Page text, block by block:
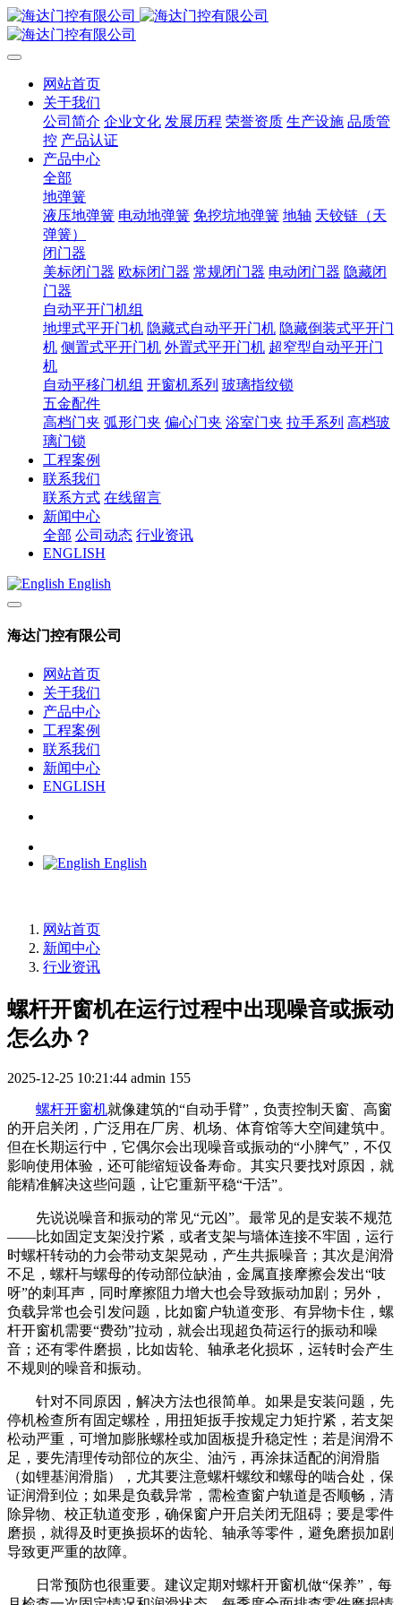
网站首页
关于我们
公司简介 企业文化 发展历程 荣誉资质 生产设施 品质管
控 产品认证
产品中心
全部
地弹簧
液压地弹簧 电动地弹簧 免挖坑地弹簧 地轴 天铰链（天
弹簧）
闭门器
美标闭门器 欧标闭门器 常规闭门器 电动闭门器 隐藏闭
门器
自动平开门机组
地埋式平开门机 隐藏式自动平开门机 隐藏倒装式平开门
机 侧置式平开门机 外置式平开门机 超窄型自动平开门
机
自动平移门机组 开窗机系列 玻璃指纹锁
五金配件
高档门夹 弧形门夹 偏心门夹 浴室门夹 拉手系列 高档玻
璃门锁
工程案例
联系我们
联系方式 在线留言
新闻中心
全部 公司动态 行业资讯
ENGLISH
English
海达门控有限公司
网站首页
关于我们
产品中心
工程案例
联系我们
新闻中心
ENGLISH
English
网站首页
新闻中心
行业资讯
螺杆开窗机在运行过程中出现噪音或振动
怎么办？
2025-12-25 10:21:44 admin 155
螺杆开窗机就像建筑的“自动手臂”，负责控制天窗、高窗
的开启关闭，广泛用在厂房、机场、体育馆等大空间建筑中。
但在长期运行中，它偶尔会出现噪音或振动的“小脾气”，不仅
影响使用体验，还可能缩短设备寿命。其实只要找对原因，就
能精准解决这些问题，让它重新平稳“干活”。
先说说噪音和振动的常见“元凶”。最常见的是安装不规范
——比如固定支架没拧紧，或者支架与墙体连接不牢固，运行
时螺杆转动的力会带动支架晃动，产生共振噪音；其次是润滑
不足，螺杆与螺母的传动部位缺油，金属直接摩擦会发出“吱
呀”的刺耳声，同时摩擦阻力增大也会导致振动加剧；另外，
负载异常也会引发问题，比如窗户轨道变形、有异物卡住，螺
杆开窗机需要“费劲”拉动，就会出现超负荷运行的振动和噪
音；还有零件磨损，比如齿轮、轴承老化损坏，运转时会产生
不规则的噪音和振动。
针对不同原因，解决方法也很简单。如果是安装问题，先
停机检查所有固定螺栓，用扭矩扳手按规定力矩拧紧，若支架
松动严重，可增加膨胀螺栓或加固板提升稳定性；若是润滑不
足，要先清理传动部位的灰尘、油污，再涂抹适配的润滑脂
（如锂基润滑脂），尤其要注意螺杆螺纹和螺母的啮合处，保
证润滑到位；如果是负载异常，需检查窗户轨道是否顺畅，清
除异物、校正轨道变形，确保窗户开启关闭无阻碍；要是零件
磨损，就得及时更换损坏的齿轮、轴承等零件，避免磨损加剧
导致更严重的故障。
日常预防也很重要。建议定期对螺杆开窗机做“保养”，每